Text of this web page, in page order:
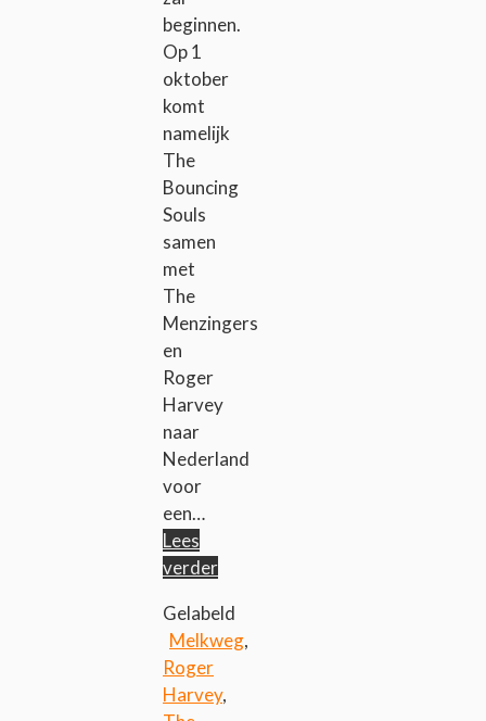
beginnen.
Op 1
oktober
komt
namelijk
The
Bouncing
Souls
samen
met
The
Menzingers
en
Roger
Harvey
naar
Nederland
voor
een…
Lees
verder
Gelabeld
Melkweg,
Roger
Harvey,